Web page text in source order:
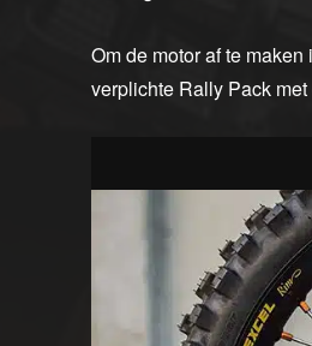
Om de motor af te
verplichte Rally Pack